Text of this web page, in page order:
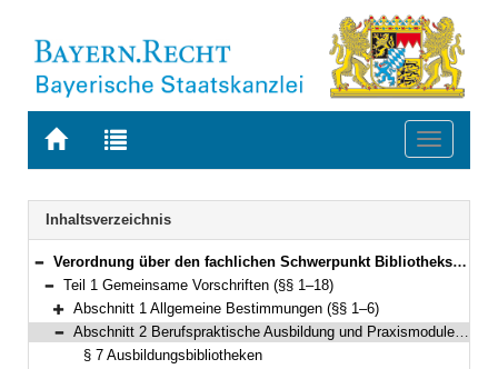
Zur
BAYERN.RECHT
Zur
letzten
Suche
Toggle
Navigation
Inhaltsverzeichnis
Bereich reduzieren
Verordnung über den fachlichen Schwerpunkt Bibliothekswesen (FachV-Bibl)FachV-Bibl Vom 1. September 2015 (GVBl S. 330) BayRS 2038-3-1-10-I/WK (§§ 1–59)
Bereich reduzieren
Teil 1 Gemeinsame Vorschriften (§§ 1–18)
Bereich erweitern
Abschnitt 1 Allgemeine Bestimmungen (§§ 1–6)
Bereich reduzieren
Abschnitt 2 Berufspraktische Ausbildung und Praxismodule (§ 7)
§ 7 Ausbildungsbibliotheken